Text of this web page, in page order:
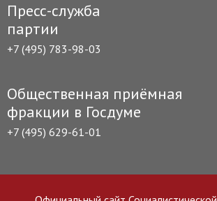
Пресс-служба
партии
+7 (495) 783-98-03
Общественная приёмная
фракции в Госдуме
+7 (495) 629-61-01